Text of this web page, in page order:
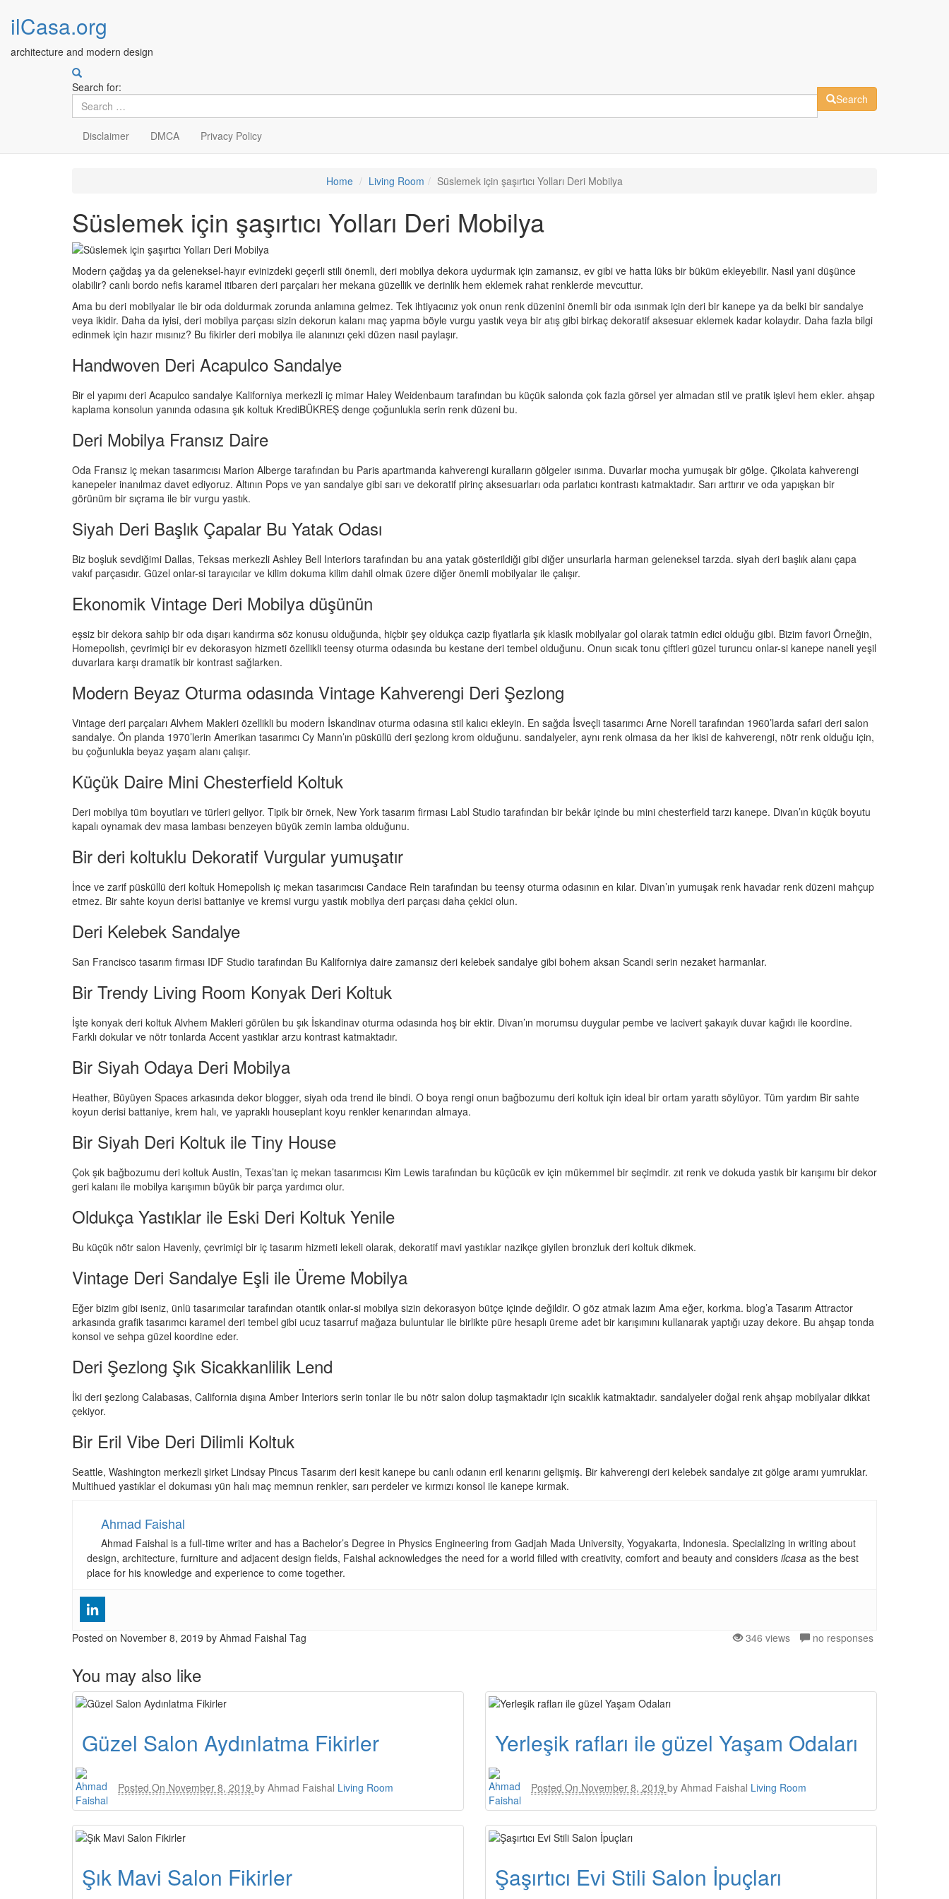
ilCasa.org
architecture and modern design
Search for:
Search
Disclaimer DMCA Privacy Policy
Home Living Room Süslemek için şaşırtıcı Yolları Deri Mobilya
Süslemek için şaşırtıcı Yolları Deri Mobilya
Modern çağdaş ya da geleneksel-hayır evinizdeki geçerli stili önemli, deri mobilya dekora uydurmak için zamansız, ev gibi ve hatta lüks bir büküm ekleyebilir. Nasıl yani düşünce
olabilir? canlı bordo nefis karamel itibaren deri parçaları her mekana güzellik ve derinlik hem eklemek rahat renklerde mevcuttur.
Ama bu deri mobilyalar ile bir oda doldurmak zorunda anlamına gelmez. Tek ihtiyacınız yok onun renk düzenini önemli bir oda ısınmak için deri bir kanepe ya da belki bir sandalye
veya ikidir. Daha da iyisi, deri mobilya parçası sizin dekorun kalanı maç yapma böyle vurgu yastık veya bir atış gibi birkaç dekoratif aksesuar eklemek kadar kolaydır. Daha fazla bilgi
edinmek için hazır mısınız? Bu fikirler deri mobilya ile alanınızı çeki düzen nasıl paylaşır.
Handwoven Deri Acapulco Sandalye
Bir el yapımı deri Acapulco sandalye Kaliforniya merkezli iç mimar Haley Weidenbaum tarafından bu küçük salonda çok fazla görsel yer almadan stil ve pratik işlevi hem ekler. ahşap
kaplama konsolun yanında odasına şık koltuk KrediBÜKREŞ denge çoğunlukla serin renk düzeni bu.
Deri Mobilya Fransız Daire
Oda Fransız iç mekan tasarımcısı Marion Alberge tarafından bu Paris apartmanda kahverengi kuralların gölgeler ısınma. Duvarlar mocha yumuşak bir gölge. Çikolata kahverengi
kanepeler inanılmaz davet ediyoruz. Altının Pops ve yan sandalye gibi sarı ve dekoratif pirinç aksesuarları oda parlatıcı kontrastı katmaktadır. Sarı arttırır ve oda yapışkan bir
görünüm bir sıçrama ile bir vurgu yastık.
Siyah Deri Başlık Çapalar Bu Yatak Odası
Biz boşluk sevdiğimi Dallas, Teksas merkezli Ashley Bell Interiors tarafından bu ana yatak gösterildiği gibi diğer unsurlarla harman geleneksel tarzda. siyah deri başlık alanı çapa
vakıf parçasıdır. Güzel onlar-si tarayıcılar ve kilim dokuma kilim dahil olmak üzere diğer önemli mobilyalar ile çalışır.
Ekonomik Vintage Deri Mobilya düşünün
eşsiz bir dekora sahip bir oda dışarı kandırma söz konusu olduğunda, hiçbir şey oldukça cazip fiyatlarla şık klasik mobilyalar gol olarak tatmin edici olduğu gibi. Bizim favori Örneğin,
Homepolish, çevrimiçi bir ev dekorasyon hizmeti özellikli teensy oturma odasında bu kestane deri tembel olduğunu. Onun sıcak tonu çiftleri güzel turuncu onlar-si kanepe naneli yeşil
duvarlara karşı dramatik bir kontrast sağlarken.
Modern Beyaz Oturma odasında Vintage Kahverengi Deri Şezlong
Vintage deri parçaları Alvhem Makleri özellikli bu modern İskandinav oturma odasına stil kalıcı ekleyin. En sağda İsveçli tasarımcı Arne Norell tarafından 1960’larda safari deri salon
sandalye. Ön planda 1970’lerin Amerikan tasarımcı Cy Mann’ın püsküllü deri şezlong krom olduğunu. sandalyeler, aynı renk olmasa da her ikisi de kahverengi, nötr renk olduğu için,
bu çoğunlukla beyaz yaşam alanı çalışır.
Küçük Daire Mini Chesterfield Koltuk
Deri mobilya tüm boyutları ve türleri geliyor. Tipik bir örnek, New York tasarım firması Labl Studio tarafından bir bekâr içinde bu mini chesterfield tarzı kanepe. Divan’ın küçük boyutu
kapalı oynamak dev masa lambası benzeyen büyük zemin lamba olduğunu.
Bir deri koltuklu Dekoratif Vurgular yumuşatır
İnce ve zarif püsküllü deri koltuk Homepolish iç mekan tasarımcısı Candace Rein tarafından bu teensy oturma odasının en kılar. Divan’ın yumuşak renk havadar renk düzeni mahçup
etmez. Bir sahte koyun derisi battaniye ve kremsi vurgu yastık mobilya deri parçası daha çekici olun.
Deri Kelebek Sandalye
San Francisco tasarım firması IDF Studio tarafından Bu Kaliforniya daire zamansız deri kelebek sandalye gibi bohem aksan Scandi serin nezaket harmanlar.
Bir Trendy Living Room Konyak Deri Koltuk
İşte konyak deri koltuk Alvhem Makleri görülen bu şık İskandinav oturma odasında hoş bir ektir. Divan’ın morumsu duygular pembe ve lacivert şakayık duvar kağıdı ile koordine.
Farklı dokular ve nötr tonlarda Accent yastıklar arzu kontrast katmaktadır.
Bir Siyah Odaya Deri Mobilya
Heather, Büyüyen Spaces arkasında dekor blogger, siyah oda trend ile bindi. O boya rengi onun bağbozumu deri koltuk için ideal bir ortam yarattı söylüyor. Tüm yardım Bir sahte
koyun derisi battaniye, krem ​​halı, ve yapraklı houseplant koyu renkler kenarından almaya.
Bir Siyah Deri Koltuk ile Tiny House
Çok şık bağbozumu deri koltuk Austin, Texas’tan iç mekan tasarımcısı Kim Lewis tarafından bu küçücük ev için mükemmel bir seçimdir. zıt renk ve dokuda yastık bir karışımı bir dekor
geri kalanı ile mobilya karışımın büyük bir parça yardımcı olur.
Oldukça Yastıklar ile Eski Deri Koltuk Yenile
Bu küçük nötr salon Havenly, çevrimiçi bir iç tasarım hizmeti lekeli olarak, dekoratif mavi yastıklar nazikçe giyilen bronzluk deri koltuk dikmek.
Vintage Deri Sandalye Eşli ile Üreme Mobilya
Eğer bizim gibi iseniz, ünlü tasarımcılar tarafından otantik onlar-si mobilya sizin dekorasyon bütçe içinde değildir. O göz atmak lazım Ama eğer, korkma. blog’a Tasarım Attractor
arkasında grafik tasarımcı karamel deri tembel gibi ucuz tasarruf mağaza buluntular ile birlikte püre hesaplı üreme adet bir karışımını kullanarak yaptığı uzay dekore. Bu ahşap tonda
konsol ve sehpa güzel koordine eder.
Deri Şezlong Şık Sicakkanlilik Lend
İki deri şezlong Calabasas, California dışına Amber Interiors serin tonlar ile bu nötr salon dolup taşmaktadır için sıcaklık katmaktadır. sandalyeler doğal renk ahşap mobilyalar dikkat
çekiyor.
Bir Eril Vibe Deri Dilimli Koltuk
Seattle, Washington merkezli şirket Lindsay Pincus Tasarım deri kesit kanepe bu canlı odanın eril kenarını gelişmiş. Bir kahverengi deri kelebek sandalye zıt gölge aramı yumruklar.
Multihued yastıklar el dokuması yün halı maç memnun renkler, sarı perdeler ve kırmızı konsol ile kanepe kırmak.
Ahmad Faishal
Ahmad Faishal is a full-time writer and has a Bachelor’s Degree in Physics Engineering from Gadjah Mada University, Yogyakarta, Indonesia. Specializing in writing about
design, architecture, furniture and adjacent design fields, Faishal acknowledges the need for a world filled with creativity, comfort and beauty and considers ilcasa as the best
place for his knowledge and experience to come together.
Posted on November 8, 2019 by Ahmad Faishal Tag 346 views no responses
You may also like
Güzel Salon Aydınlatma Fikirler
Posted On November 8, 2019 by Ahmad Faishal Living Room
Yerleşik rafları ile güzel Yaşam Odaları
Posted On November 8, 2019 by Ahmad Faishal Living Room
Şık Mavi Salon Fikirler Şaşırtıcı Evi Stili Salon İpuçları